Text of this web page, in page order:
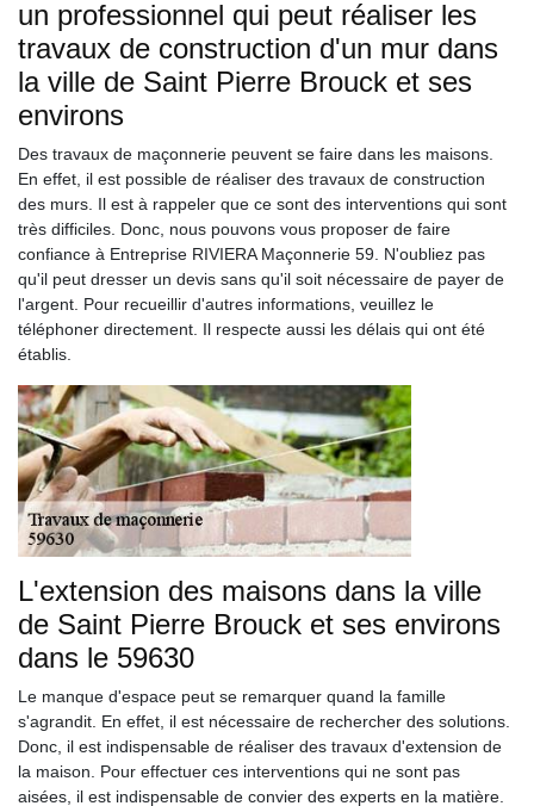
un professionnel qui peut réaliser les
travaux de construction d'un mur dans
la ville de Saint Pierre Brouck et ses
environs
Des travaux de maçonnerie peuvent se faire dans les maisons.
En effet, il est possible de réaliser des travaux de construction
des murs. Il est à rappeler que ce sont des interventions qui sont
très difficiles. Donc, nous pouvons vous proposer de faire
confiance à Entreprise RIVIERA Maçonnerie 59. N'oubliez pas
qu'il peut dresser un devis sans qu'il soit nécessaire de payer de
l'argent. Pour recueillir d'autres informations, veuillez le
téléphoner directement. Il respecte aussi les délais qui ont été
établis.
L'extension des maisons dans la ville
de Saint Pierre Brouck et ses environs
dans le 59630
Le manque d'espace peut se remarquer quand la famille
s'agrandit. En effet, il est nécessaire de rechercher des solutions.
Donc, il est indispensable de réaliser des travaux d'extension de
la maison. Pour effectuer ces interventions qui ne sont pas
aisées, il est indispensable de convier des experts en la matière.